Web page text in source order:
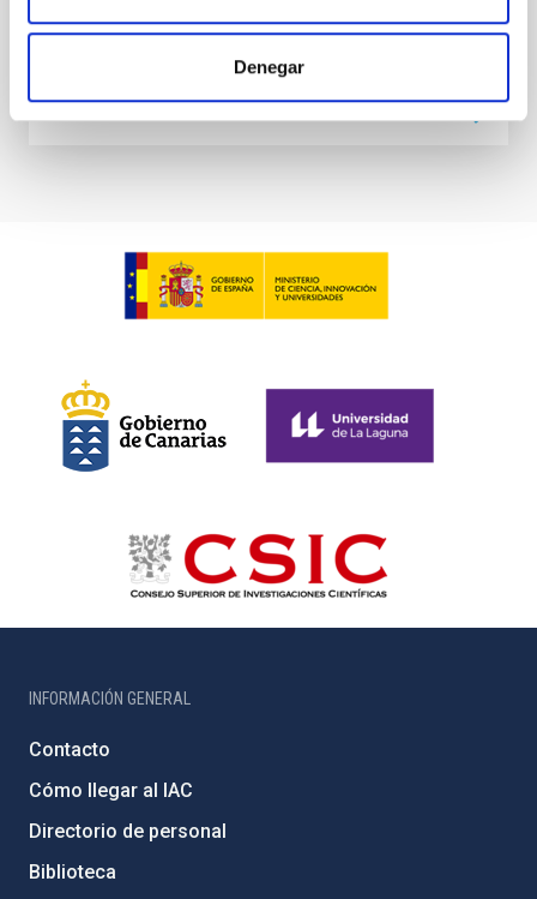
Denegar
En ejecución
INFORMACIÓN GENERAL
Contacto
Cómo llegar al IAC
Directorio de personal
Biblioteca